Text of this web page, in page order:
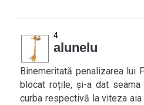
alunelu
Binemeritată penalizarea lui
blocat roțile, și-a dat
curba respectivă la viteza